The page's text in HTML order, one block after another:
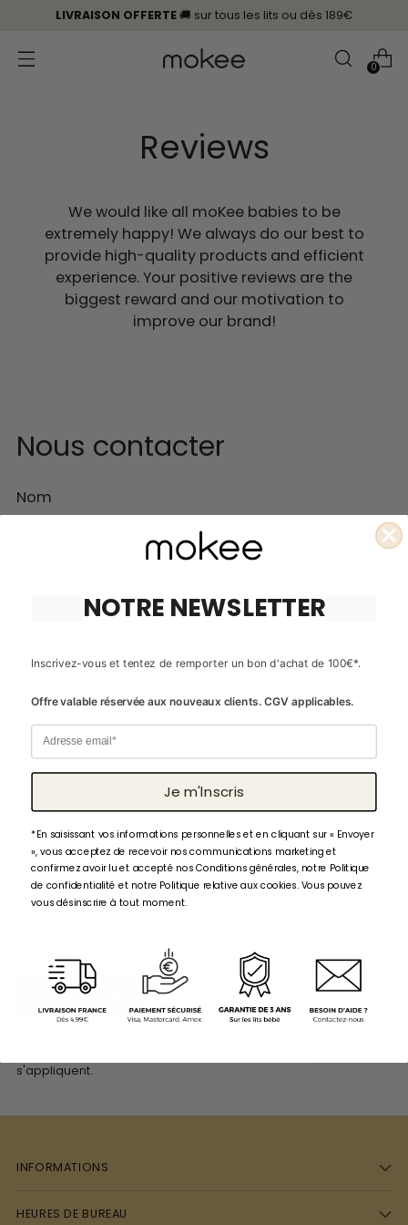
LIVRAISON OFFERTE 🚚 sur tous les lits ou dès 189€
0
Reviews
We would like all moKee babies to be
extremely happy! We always do our best to
provide high-quality products and efficient
experience. Your positive reviews are the
biggest reward and our motivation to
improve our brand!
Nous contacter
Nom
Message
Soumettre
s'appliquent.
INFORMATIONS
HEURES DE BUREAU
NOTRE NEWSLETTER
Inscrivez-vous et tentez de remporter un bon d'achat de 100€*.
Offre valable réservée aux nouveaux clients. CGV applicables.
Email
Je m'lnscris
*En saisissant vos informations personnelles et en cliquant sur « Envoyer
», vous acceptez de recevoir nos communications marketing et
confirmez avoir lu et accepté nos Conditions générales, notre Politique
de confidentialité et notre Politique relative aux cookies. Vous pouvez
vous désinscrire à tout moment.